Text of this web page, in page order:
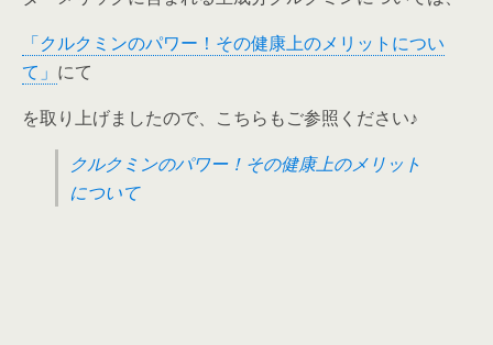
「クルクミンのパワー！その健康上のメリットについ
て」 にて
を取り上げましたので、こちらもご参照ください♪
クルクミンのパワー！その健康上のメリット
について